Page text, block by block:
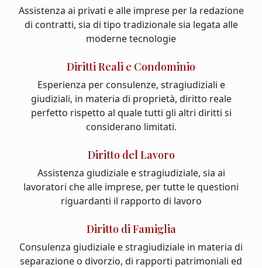
Assistenza ai privati e alle imprese per la redazione
di contratti, sia di tipo tradizionale sia legata alle
moderne tecnologie
Diritti Reali e Condominio
Esperienza per consulenze, stragiudiziali e
giudiziali, in materia di proprietà, diritto reale
perfetto rispetto al quale tutti gli altri diritti si
considerano limitati.
Diritto del Lavoro
Assistenza giudiziale e stragiudiziale, sia ai
lavoratori che alle imprese, per tutte le questioni
riguardanti il rapporto di lavoro
Diritto di Famiglia
Consulenza giudiziale e stragiudiziale in materia di
separazione o divorzio, di rapporti patrimoniali ed